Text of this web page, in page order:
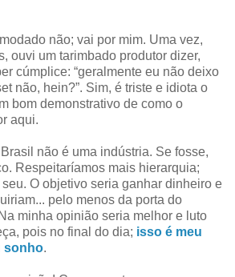
não; vai por mim. Uma vez,
ouvi um tarimbado produtor dizer,
cúmplice: “geralmente eu não deixo
não, hein?”. Sim, é triste e idiota o
bom demonstrativo de como o
aqui.
não é uma indústria. Se fosse,
Respeitaríamos mais hierarquia;
O objetivo seria ganhar dinheiro e
pelo menos da porta do
minha opinião seria melhor e luto
pois no final do dia; isso é meu
sonho.